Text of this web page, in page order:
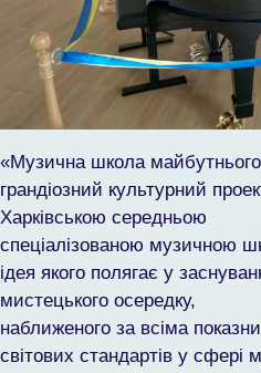
«Музична школа
грандіозний культурний
Харківською середньою
спеціалізованою музичною
ідея якого полягає у
мистецького осередку,
наближеного за всіма
світових стандартів у сфері